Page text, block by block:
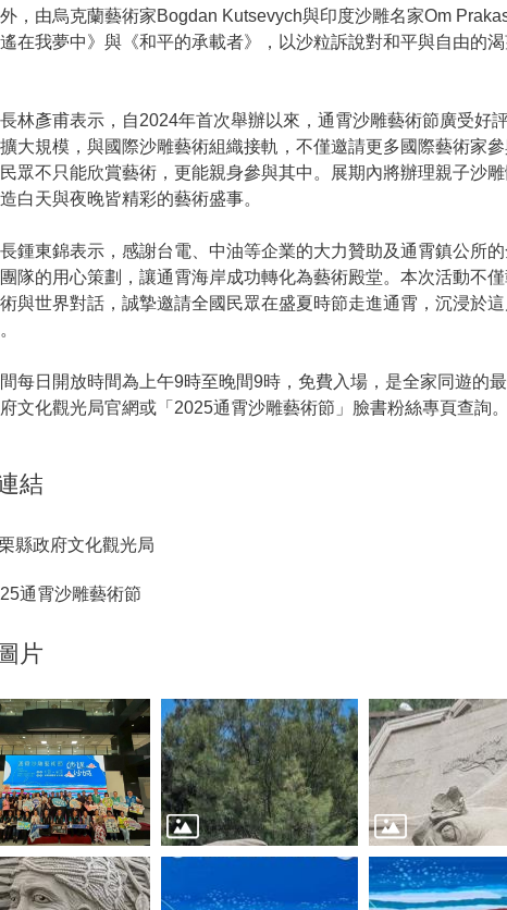
，由烏克蘭藝術家Bogdan Kutsevych與印度沙雕名家Om
在我夢中》與《和平的承載者》，以沙粒訴說對和平與自由的
林彥甫表示，自2024年首次舉辦以來，通霄沙雕藝術節廣受好
大規模，與國際沙雕藝術組織接軌，不僅邀請更多國際藝術家
眾不只能欣賞藝術，更能親身參與其中。展期內將辦理親子沙
白天與夜晚皆精彩的藝術盛事。
鍾東錦表示，感謝台電、中油等企業的大力贊助及通霄鎮公所
隊的用心策劃，讓通霄海岸成功轉化為藝術殿堂。本次活動不
與世界對話，誠摯邀請全國民眾在盛夏時節走進通霄，沉浸於
每日開放時間為上午9時至晚間9時，免費入場，是全家同遊的
文化觀光局官網或「2025通霄沙雕藝術節」臉書粉絲專頁查詢。
結
縣政府文化觀光局
通霄沙雕藝術節
片